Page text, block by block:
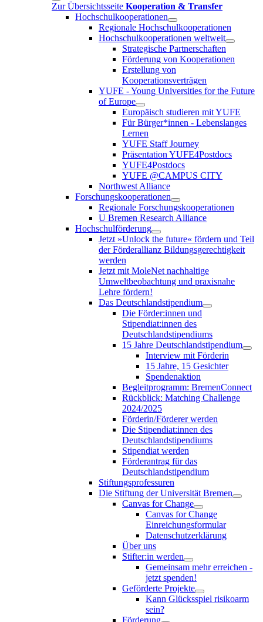
Zur Übersichtsseite Kooperation & Transfer
Hochschulkooperationen
Regionale Hochschulkooperationen
Hochschulkooperationen weltweit
Strategische Partnerschaften
Förderung von Kooperationen
Erstellung von
Kooperationsverträgen
YUFE - Young Universities for the Future
of Europe
Europäisch studieren mit YUFE
Für Bürger*innen - Lebenslanges
Lernen
YUFE Staff Journey
Präsentation YUFE4Postdocs
YUFE4Postdocs
YUFE @CAMPUS CITY
Northwest Alliance
Forschungskooperationen
Regionale Forschungskooperationen
U Bremen Research Alliance
Hochschulförderung
Jetzt »Unlock the future« fördern und Teil
der Förderallianz Bildungsgerechtigkeit
werden
Jetzt mit MoleNet nachhaltige
Umweltbeobachtung und praxisnahe
Lehre fördern!
Das Deutschlandstipendium
Die Förder:innen und
Stipendiat:innen des
Deutschlandstipendiums
15 Jahre Deutschlandstipendium
Interview mit Förderin
15 Jahre, 15 Gesichter
Spendenaktion
Begleitprogramm: BremenConnect
Rückblick: Matching Challenge
2024/2025
Förderin/Förderer werden
Die Stipendiat:innen des
Deutschlandstipendiums
Stipendiat werden
Förderantrag für das
Deutschlandstipendium
Stiftungsprofessuren
Die Stiftung der Universität Bremen
Canvas for Change
Canvas for Change
Einreichungsformular
Datenschutzerklärung
Über uns
Stifter:in werden
Gemeinsam mehr erreichen -
jetzt spenden!
Geförderte Projekte
Kann Glücksspiel risikoarm
sein?
Förderung